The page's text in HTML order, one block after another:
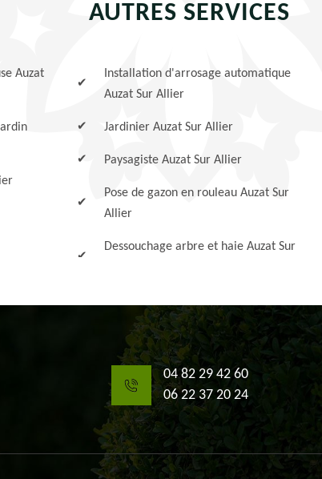
AUTRES SERVICES
Auzat
Installation d'arrosage automatique
Auzat Sur Allier
Jardinier Auzat Sur Allier
Paysagiste Auzat Sur Allier
Pose de gazon en rouleau Auzat Sur
Allier
Dessouchage arbre et haie Auzat Sur
04 82 29 42 60
06 22 37 20 24